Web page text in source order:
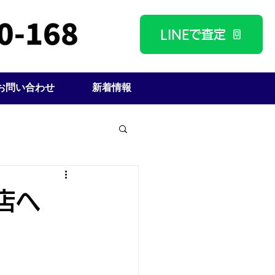
LINEで査定
問い合わせ 新着情報
へ